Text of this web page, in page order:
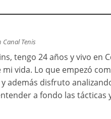
Tenis
tengo 24 años y vivo en
mi vida. Lo que empezó
además disfruto
a fondo las tácticas